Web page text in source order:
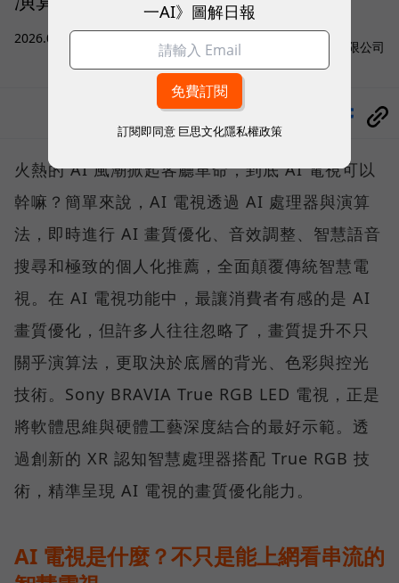
2026.08.07
sponsored by
台灣索尼股份有限公司
火熱的 AI 風潮掀起客廳革命，到底 AI 電視可以
幹嘛？簡單來說，AI 電視透過 AI 處理器與演算
法，即時進行 AI 畫質優化、音效調整、智慧語音
搜尋和極致的個人化推薦，全面顛覆傳統智慧電
視。在 AI 電視功能中，最讓消費者有感的是 AI
畫質優化，但許多人往往忽略了，畫質提升不只
關乎演算法，更取決於底層的背光、色彩與控光
技術。Sony BRAVIA True RGB LED 電視，正是
將軟體思維與硬體工藝深度結合的最好示範。透
過創新的 XR 認知智慧處理器搭配 True RGB 技
術，精準呈現 AI 電視的畫質優化能力。
AI 電視是什麼？不只是能上網看串流的
一AI》圖解日報
訂閱即同意 巨思文化隱私權政策